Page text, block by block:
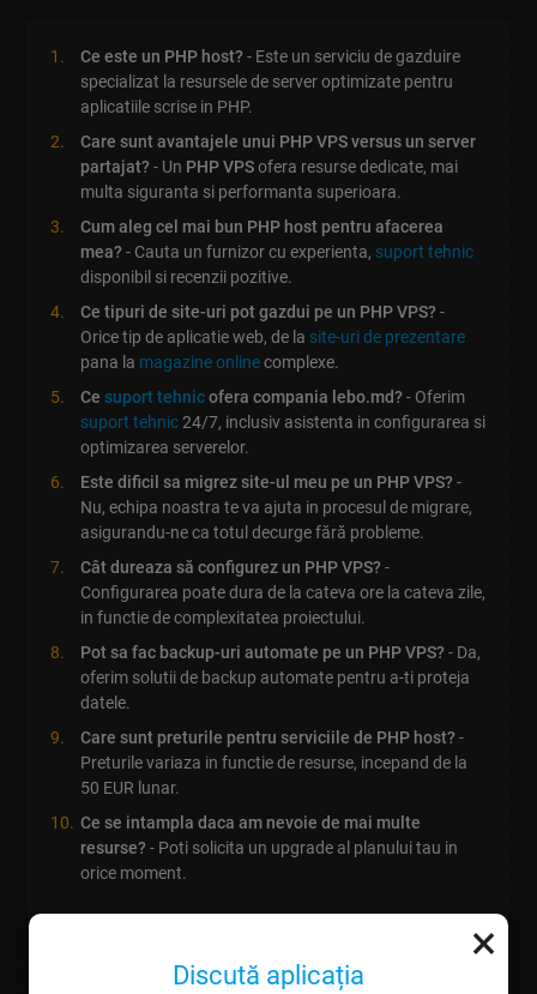
Ce este un PHP host?- Este un serviciu de gazduire
specializat la resursele de server optimizate pentru
aplicatiile scrise in PHP.
Care sunt avantajele unui PHP VPS versus un server
partajat?- Un PHP VPSofera resurse dedicate, mai
multa siguranta si performanta superioara.
Cum aleg cel mai bun PHP host pentru afacerea
mea?- Cauta un furnizor cu experienta, suport tehnic
disponibil si recenzii pozitive.
Ce tipuri de site-uri pot gazdui pe un PHP VPS?-
Orice tip de aplicatie web, de la site-uri de prezentare
pana la magazine onlinecomplexe.
Cesuport tehnicofera compania lebo.md?- Oferim
suport tehnic24/7, inclusiv asistenta in configurarea si
optimizarea serverelor.
Este dificil sa migrez site-ul meu pe un PHP VPS?-
Nu, echipa noastra te va ajuta in procesul de migrare,
asigurandu-ne ca totul decurge fără probleme.
Cât dureaza să configurez un PHP VPS?-
Configurarea poate dura de la cateva ore la cateva zile,
in functie de complexitatea proiectului.
Pot sa fac backup-uri automate pe un PHP VPS?- Da,
oferim solutii de backup automate pentru a-ti proteja
datele.
Care sunt preturile pentru serviciile de PHP host?-
Preturile variaza in functie de resurse, incepand de la
50 EUR lunar.
Ce se intampla daca am nevoie de mai multe
resurse?- Poti solicita un upgrade al planului tau in
orice moment.
Cum unPHP VPSiti poate
×
Discută aplicația